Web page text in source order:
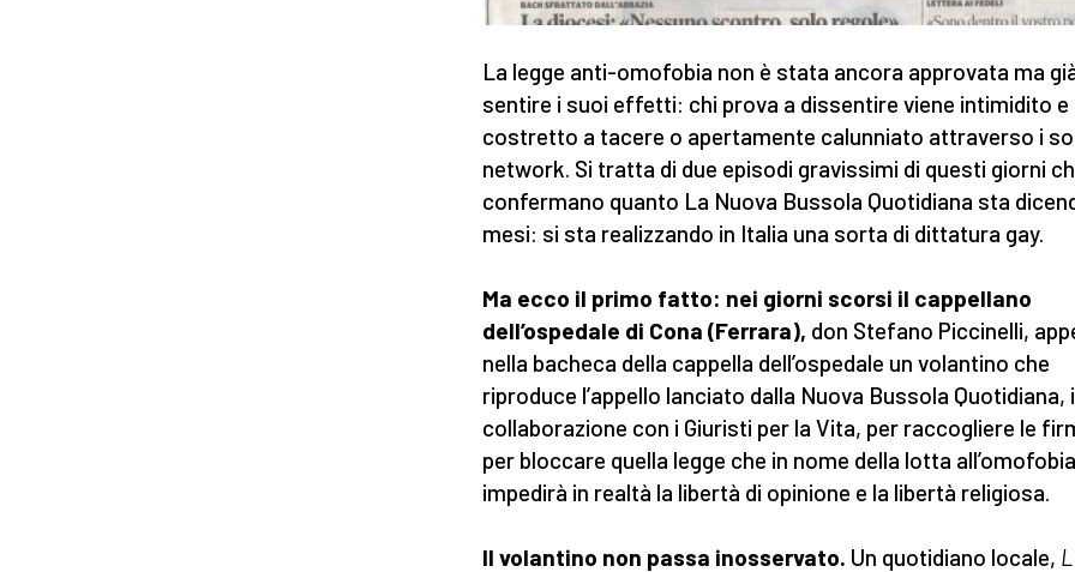
La legge anti-omofobia non è stata ancora approvata ma
sentire i suoi effetti: chi prova a dissentire viene intimidito e
costretto a tacere o apertamente calunniato attraverso i
network. Si tratta di due episodi gravissimi di questi giorni
confermano quanto La Nuova Bussola Quotidiana sta
mesi: si sta realizzando in Italia una sorta di dittatura gay.
Ma ecco il primo fatto: nei giorni scorsi il cappellano
dell’ospedale di Cona (Ferrara), don Stefano Piccinelli,
nella bacheca della cappella dell’ospedale un volantino che
riproduce l’appello lanciato dalla Nuova Bussola Quotidiana,
collaborazione con i Giuristi per la Vita, per raccogliere le
per bloccare quella legge che in nome della lotta all’omofobia
impedirà in realtà la libertà di opinione e la libertà religiosa.
Il volantino non passa inosservato. Un quotidiano locale,